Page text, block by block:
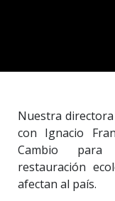
Nuestra
con Ignacio
Cambio para
restauración
afectan al país.